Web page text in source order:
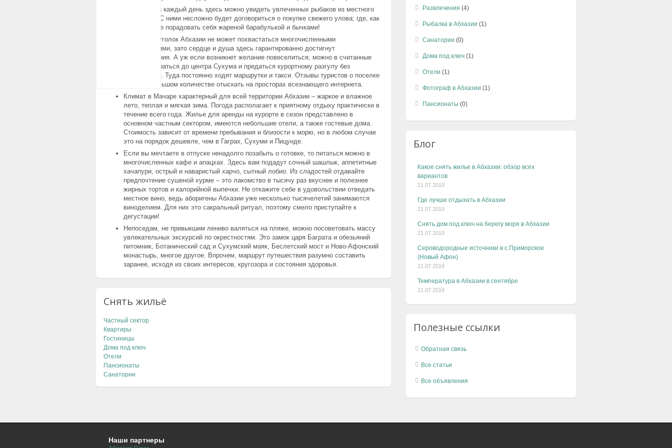
Практически каждый день здесь можно увидеть увлеченных рыбаков из местного
населения. С ними несложно будет договориться о покупке свежего улова; где, как
не на отдыхе порадовать себя жареной барабулькой и бычками!
Этот тихий уголок Абхазии не может похвастаться многочисленными
развлечениями, зато сердце и душа здесь гарантированно достигнут
умиротворения. А уж если возникнет желание повеселиться, можно в считанные
минуты добраться до центра Сухума и предаться курортному разгулу без
ограничений. Туда постоянно ходят маршрутки и такси. Отзывы туристов о поселке
можно в большом количестве отыскать на просторах всезнающего интернета.
Климат в Мачаре характерный для всей территории Абхазии – жаркое и влажное
лето, теплая и мягкая зима. Погода располагает к приятному отдыху практически в
течение всего года. Жилье для аренды на курорте в сезон представлено в
основном частным сектором, имеются небольшие отели, а также гостевые дома.
Стоимость зависит от времени пребывания и близости к морю, но в любом случае
это на порядок дешевле, чем в Гаграх, Сухуми и Пицунде.
Если вы мечтаете в отпуске ненадолго позабыть о готовке, то питаться можно в
многочисленных кафе и апацхах. Здесь вам подадут сочный шашлык, аппетитные
хачапури, острый и наваристый харчо, сытный лобио. Из сладостей отдавайте
предпочтение сушеной хурме – это лакомство в тысячу раз вкуснее и полезнее
жирных тортов и калорийной выпечки. Не откажите себе в удовольствии отведать
местное вино, ведь аборигены Абхазии уже несколько тысячелетий занимаются
виноделием. Для них это сакральный ритуал, поэтому смело приступайте к
дегустации!
Непоседам, не привыкшим лениво валяться на пляже, можно посоветовать массу
увлекательных экскурсий по окрестностям. Это замок царя Баграта и обезьяний
питомник, Ботанический сад и Сухумский маяк, Беслетский мост и Ново-Афонский
монастырь, многое другое. Впрочем, маршрут путешествия разумно составить
заранее, исходя из своих интересов, кругозора и состояния здоровья.
Снять жильё
Частный сектор
Квартиры
Гостиницы
Дома под ключ
Отели
Пансионаты
Санатории
Развлечения (4)
Рыбалка в Абхазии (1)
Санатории (0)
Дома под ключ (1)
Отели (1)
Фотограф в Абхазии (1)
Пансионаты (0)
Блог
Какое снять жилье в Абхазии: обзор всех
вариантов
21.07.2019
Где лучше отдыхать в Абхазии
21.07.2019
Снять дом под ключ на берегу моря в Абхазии
21.07.2019
Сероводородные источники в с.Приморское
(Новый Афон)
21.07.2019
Температура в Абхазии в сентябре
21.07.2019
Полезные ссылки
Обратная связь
Все статьи
Все объявления
Наши партнеры